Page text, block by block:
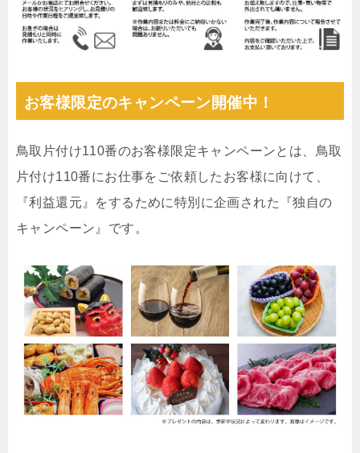
お客様限定のキャンペーン開催中！
鳥取片付け110番のお客様限定キャンペーンとは、鳥取
片付け110番にお仕事をご依頼したお客様に向けて、
『利益還元』をするために特別に企画された『独自の
キャンペーン』です。